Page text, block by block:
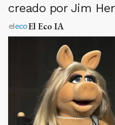
creado por Jim
El Eco IA